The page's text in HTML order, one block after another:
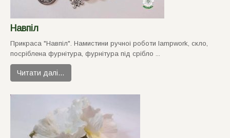
Навпіл
Прикраса "Навпiл". Намистини ручноi роботи lampwork, скло,
посрiблена фурнiтура, фурнiтура пiд срiбло ...
Читати далі…